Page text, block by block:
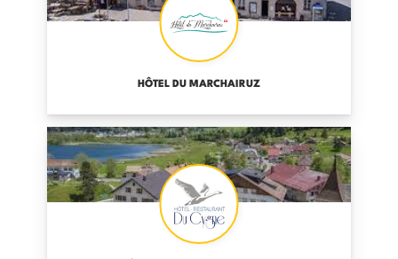
HÔTEL DU MARCHAIRUZ